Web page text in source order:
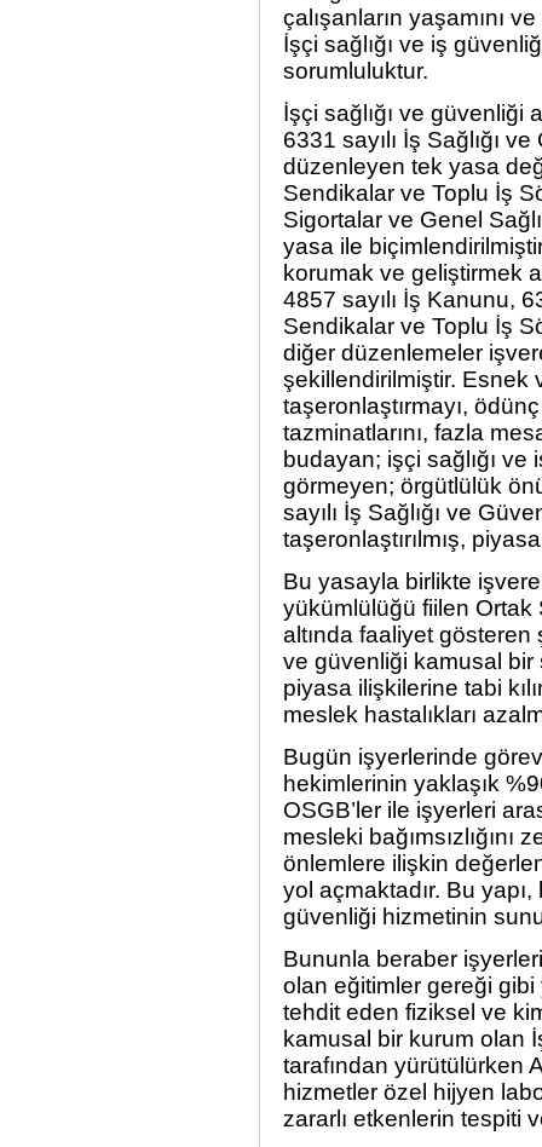
çalışanların yaşamını
İşçi sağlığı ve iş
sorumluluktur.
İşçi sağlığı ve güvenliği
6331 sayılı İş Sağlığı
düzenleyen tek yasa
Sendikalar ve Toplu İş
Sigortalar ve Genel
yasa ile
korumak ve geliştirmek
4857 sayılı İş Kanunu,
Sendikalar ve Toplu İş
diğer düzenlemeler
şekillendirilmiştir. Esnek
taşeronlaştırmayı,
tazminatlarını, fazla
budayan; işçi sağlığı
görmeyen; örgütlülük
sayılı İş Sağlığı ve
taşeronlaştırılmış,
Bu yasayla birlikte
yükümlülüğü fiilen Ortak
altında faaliyet gösteren
ve güvenliği kamusal bir
piyasa ilişkilerine tabi
meslek hastalıkları
Bugün işyerlerinde
hekimlerinin yaklaşık
OSGB’ler ile işyerleri
mesleki bağımsızlığını
önlemlere ilişkin
yol açmaktadır. Bu yapı,
güvenliği hizmetinin
Bununla beraber
olan eğitimler gereği gibi
tehdit eden fiziksel ve
kamusal bir kurum olan
tarafından yürütülürken
hizmetler özel hijyen
zararlı etkenlerin tespiti